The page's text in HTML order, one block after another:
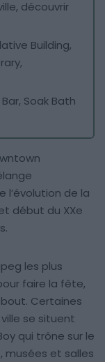
découvrir
Building,
Soak Bath
l’évolution de la
début du XXe
les plus
faire la fête,
Certaines
se situent
qui trône sur le
musées et salles